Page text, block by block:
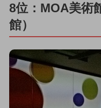
8位：MOA美術
館）